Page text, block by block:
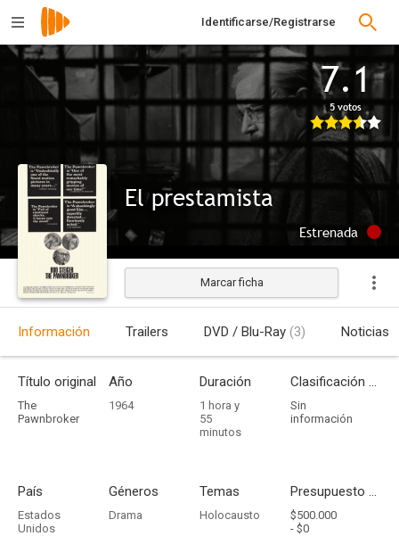
Identificarse/Registrarse
7.1
5 votos
El prestamista
Estrenada
Marcar ficha
Información Trailers DVD / Blu-Ray (3) Noticias
Título original
The
Pawnbroker
Año
1964
Duración
1 hora y
55
minutos
Clasificación por edades
Sin
información
País
Estados
Unidos
Géneros
Drama
Temas
Holocausto
Presupuesto - Ingresos
$500.000
- $0